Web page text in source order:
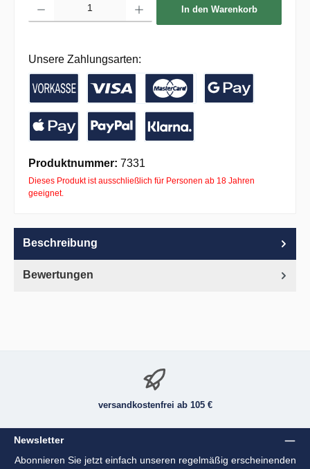
In den Warenkorb
Unsere Zahlungsarten:
Vorkasse / Banküberweisung
Kreditkarte
Produktnummer: 7331
Dieses Produkt ist ausschließlich für Personen ab 18 Jahren
geeignet.
Beschreibung
Bewertungen
versandkostenfrei ab 105 €
Newsletter
Abonnieren Sie jetzt einfach unseren regelmäßig erscheinenden